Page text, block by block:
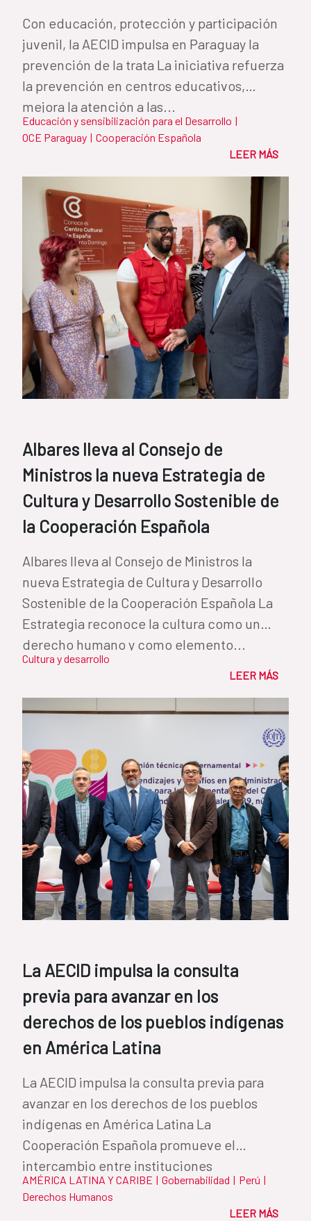
Con educación, protección y participación
juvenil, la AECID impulsa en Paraguay la
prevención de la trata La iniciativa refuerza
la prevención en centros educativos,
mejora la atención a las...
Educación y sensibilización para el Desarrollo |
OCE Paraguay | Cooperación Española
LEER MÁS
Albares lleva al Consejo de
Ministros la nueva Estrategia de
Cultura y Desarrollo Sostenible de
la Cooperación Española
Albares lleva al Consejo de Ministros la
nueva Estrategia de Cultura y Desarrollo
Sostenible de la Cooperación Española La
Estrategia reconoce la cultura como un
derecho humano y como elemento...
Cultura y desarrollo
LEER MÁS
La AECID impulsa la consulta
previa para avanzar en los
derechos de los pueblos indígenas
en América Latina
La AECID impulsa la consulta previa para
avanzar en los derechos de los pueblos
indígenas en América Latina La
Cooperación Española promueve el
intercambio entre instituciones
iberoamericanas para...
AMÉRICA LATINA Y CARIBE | Gobernabilidad | Perú |
Derechos Humanos
LEER MÁS